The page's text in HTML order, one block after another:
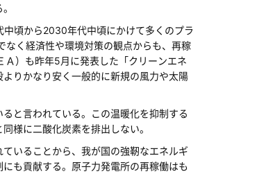
頃から2030年代中頃にかけて多くのプラ
く経済性や環境対策の観点からも、再稼
）も昨年5月に発表した「クリーンエネ
りかなり安く一般的に新規の風力や太陽
と言われている。この温暖化を抑制する
様に二酸化炭素を排出しない。
いることから、我が国の強靭なエネルギ
も貢献する。原子力発電所の再稼働はも